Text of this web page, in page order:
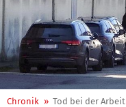
Chronik » Tod bei der Arbeit